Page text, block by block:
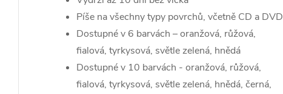
Píše na všechny typy povrchů, včetně CD a DVD
Dostupné v 6 barvách – oranžová, růžová,
fialová, tyrkysová, světle zelená, hnědá
Dostupné v 10 barvách - oranžová, růžová,
fialová, tyrkysová, světle zelená, hnědá, černá,